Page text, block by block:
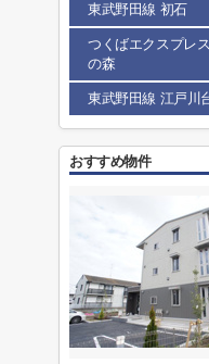
東武野田線 初石
つくばエクスプレ
の森
東武野田線 江戸川
おすすめ物件